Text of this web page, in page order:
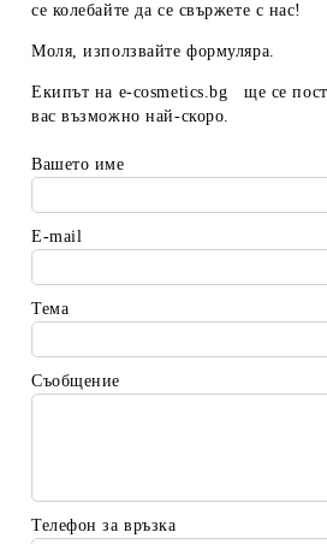
се колебайте да се свържете с нас!
Моля, използвайте формуляра.
Екипът на e-cosmetics.bg
ще се
вас възможно най-скоро.
Вашето име
E-mail
Тема
Съобщение
Телефон за връзка